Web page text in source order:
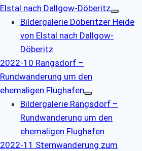
Elstal nach Dallgow-Döberitz
Bildergalerie Döberitzer Heide
von Elstal nach Dallgow-
Döberitz
2022-10 Rangsdorf –
Rundwanderung um den
ehemaligen Flughafen
Bildergalerie Rangsdorf –
Rundwanderung um den
ehemaligen Flughafen
2022-11 Sternwanderung zum